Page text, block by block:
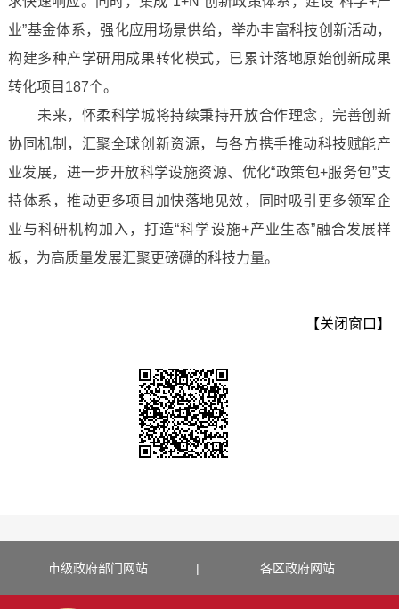
业”基金体系，强化应用场景供给，举办丰富科技创新活动，
构建多种产学研用成果转化模式，已累计落地原始创新成果
转化项目187个。
未来，怀柔科学城将持续秉持开放合作理念，完善创新
协同机制，汇聚全球创新资源，与各方携手推动科技赋能产
业发展，进一步开放科学设施资源、优化“政策包+服务包”支
持体系，推动更多项目加快落地见效，同时吸引更多领军企
业与科研机构加入，打造“科学设施+产业生态”融合发展样
板，为高质量发展汇聚更磅礴的科技力量。
【关闭窗口】
市级政府部门网站 | 各区政府网站